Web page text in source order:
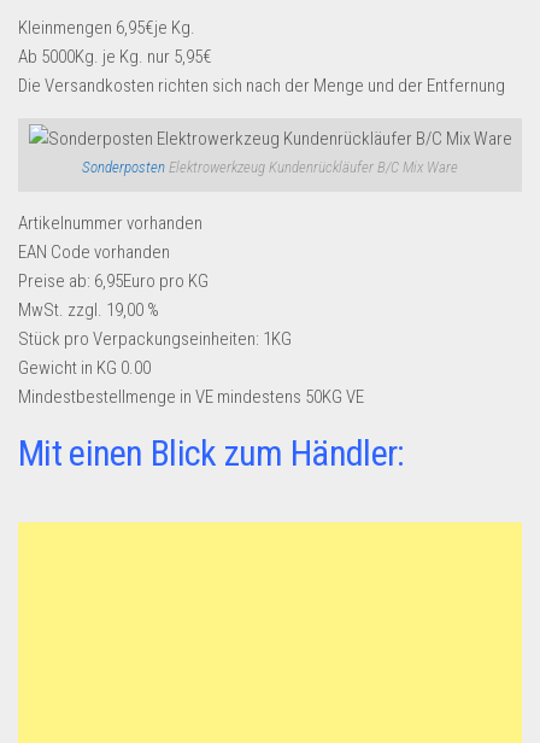
Kleinmengen 6,95€je Kg.
Ab 5000Kg. je Kg. nur 5,95€
Die Versandkosten richten sich nach der Menge und der Entfernung
Sonderposten Elektrowerkzeug Kundenrückläufer B/C Mix Ware
Artikelnummervorhanden
EAN Code vorhanden
Preise ab: 6,95Euro pro KG
MwSt. zzgl. 19,00 %
Stück pro Verpackungseinheiten: 1KG
Gewicht in KG 0.00
Mindestbestellmenge in VE mindestens 50KG VE
Mit einen Blick zum Händler: